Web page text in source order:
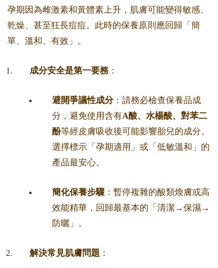
孕期因為雌激素和黃體素上升，肌膚可能變得敏感、
乾燥、甚至狂長痘痘。此時的保養原則應回歸「簡
單、溫和、有效」。
成分安全是第一要務：
避開爭議性成分：請務必檢查保養品成
分，避免使用含有A酸、水楊酸、對苯二
酚等經皮膚吸收後可能影響胎兒的成分。
選擇標示「孕期適用」或「低敏溫和」的
產品最安心。
簡化保養步驟 ：暫停複雜的酸類煥膚或高
效能精華，回歸最基本的「清潔→保濕→
防曬」。
解決常見肌膚問題 ：